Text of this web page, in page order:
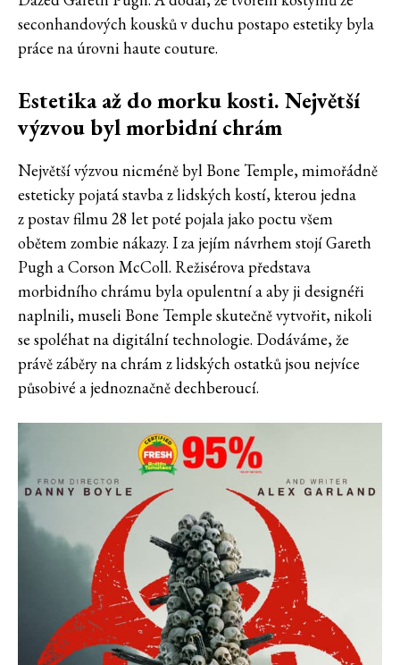
seconhandových kousků v duchu postapo estetiky byla
práce na úrovni haute couture.
Estetika až do morku kosti. Největší
výzvou byl morbidní chrám
Největší výzvou nicméně byl Bone Temple, mimořádně
esteticky pojatá stavba z lidských kostí, kterou jedna
z postav filmu 28 let poté pojala jako poctu všem
obětem zombie nákazy. I za jejím návrhem stojí Gareth
Pugh a Corson McColl. Režisérova představa
morbidního chrámu byla opulentní a aby ji designéři
naplnili, museli Bone Temple skutečně vytvořit, nikoli
se spoléhat na digitální technologie. Dodáváme, že
právě záběry na chrám z lidských ostatků jsou nejvíce
působivé a jednoznačně dechberoucí.